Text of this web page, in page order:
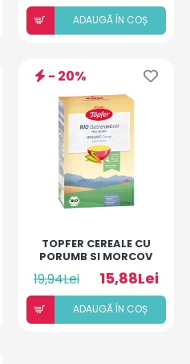
ADAUGÃ ÎN COȘ
- 20%
TOPFER CEREALE CU
PORUMB SI MORCOV
19,94Lei 15,88Lei
ADAUGÃ ÎN COȘ